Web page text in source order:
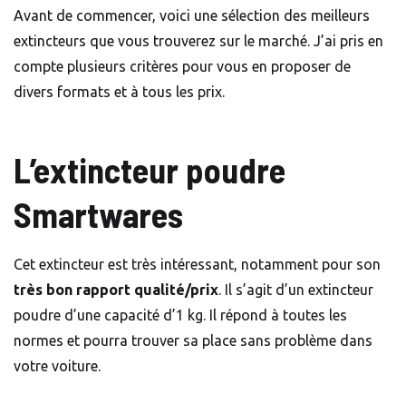
Avant de commencer, voici une sélection des meilleurs
extincteurs que vous trouverez sur le marché. J’ai pris en
compte plusieurs critères pour vous en proposer de
divers formats et à tous les prix.
L’extincteur poudre
Smartwares
Cet extincteur est très intéressant, notamment pour son
très bon rapport qualité/prix. Il s’agit d’un extincteur
poudre d’une capacité d’1 kg. Il répond à toutes les
normes et pourra trouver sa place sans problème dans
votre voiture.